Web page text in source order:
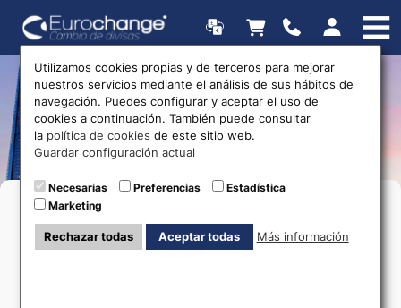
Recompra de moneda
extranjera
Utilizamos cookies propias y de terceros para mejorar
nuestros servicios mediante el análisis de sus hábitos de
navegación. Puedes configurar y aceptar el uso de
cookies a continuación. También puede consultar
la política de cookies de este sitio web.
Guardar configuración actual
Necesarias Preferencias
Estadística
Marketing
Rechazar todas Aceptar todas Más información